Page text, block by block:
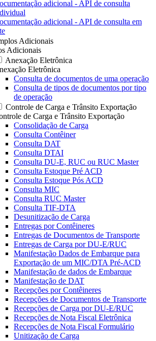
adicional - API de consulta
adicional - API de consulta em
Adicionais
Adicionais
Anexação Eletrônica
Eletrônica
Consulta de documentos de uma operação
Consulta de tipos de documentos por tipo
de operação
Controle de Carga e Trânsito Exportação
de Carga e Trânsito Exportação
Consolidação de Carga
Consulta Contêiner
Consulta DAT
Consulta DTAI
Consulta DU-E, RUC ou RUC Master
Consulta Estoque Pré ACD
Consulta Estoque Pós ACD
Consulta MIC
Consulta RUC Master
Consulta TIF-DTA
Desunitização de Carga
Entregas por Contêineres
Entregas de Documentos de Transporte
Entregas de Carga por DU-E/RUC
Manifestação Dados de Embarque para
Exportação de um MIC/DTA Pré-ACD
Manifestação de dados de Embarque
Manifestação de DAT
Recepções por Contêineres
Recepções de Documentos de Transporte
Recepções de Carga por DU-E/RUC
Recepções de Nota Fiscal Eletrônica
Recepções de Nota Fiscal Formulário
Unitização de Carga